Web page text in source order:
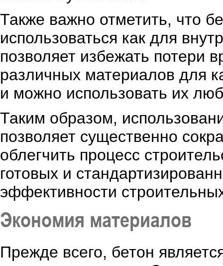
Также важно отметить, что
использоваться как для
позволяет избежать потери
различных материалов для
и можно использовать их
Таким образом,
позволяет существенно
облегчить процесс
готовых и
эффективности
Экономия материалов
Прежде всего, бетон